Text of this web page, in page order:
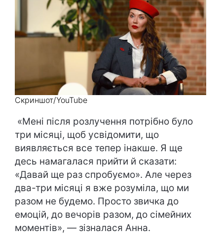
Скриншот/YouTube
«Мені після розлучення потрібно було
три місяці, щоб усвідомити, що
виявляється все тепер інакше. Я ще
десь намагалася прийти й сказати:
«Давай ще раз спробуємо». Але через
два-три місяці я вже розуміла, що ми
разом не будемо. Просто звичка до
емоцій, до вечорів разом, до сімейних
моментів», — зізналася Анна.